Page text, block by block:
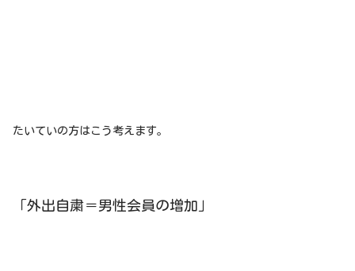
たいていの方はこう考えます。
「外出自粛＝男性会員の増加」